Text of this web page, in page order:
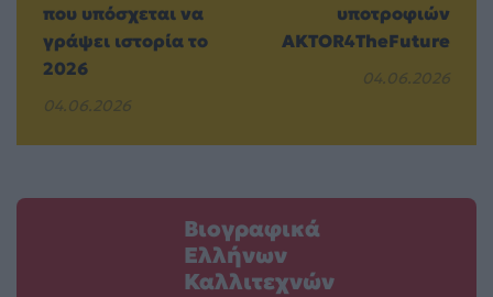
που υπόσχεται να
γράψει ιστορία το
2026
04.06.2026
υποτροφιών
AKTOR4TheFuture
04.06.2026
Βιογραφικά
Ελλήνων
Καλλιτεχνών